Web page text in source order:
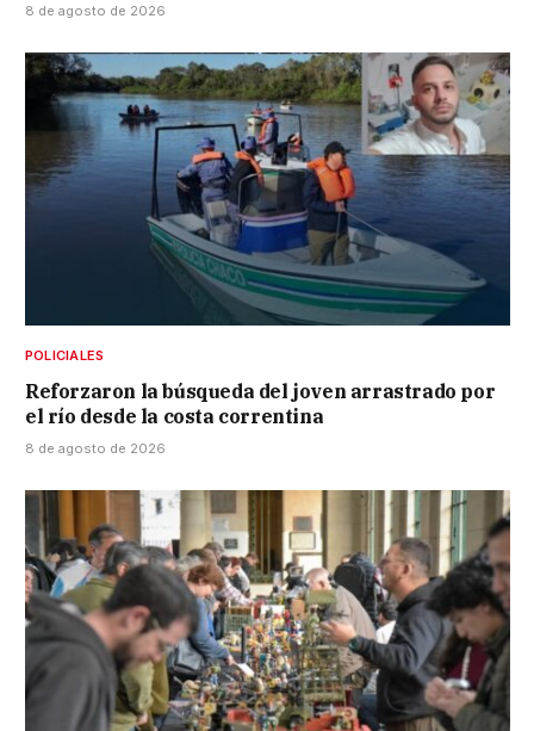
8 de agosto de 2026
POLICIALES
Reforzaron la búsqueda del joven arrastrado por
el río desde la costa correntina
8 de agosto de 2026